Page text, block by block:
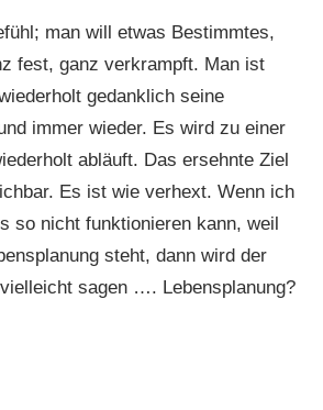
man will etwas Bestimmtes,
fest, ganz verkrampft. Man ist
gedanklich seine
immer wieder. Es wird zu einer
abläuft. Das ersehnte Ziel
Es ist wie verhext. Wenn ich
so nicht funktionieren kann, weil
steht, dann wird der
sagen …. Lebensplanung?